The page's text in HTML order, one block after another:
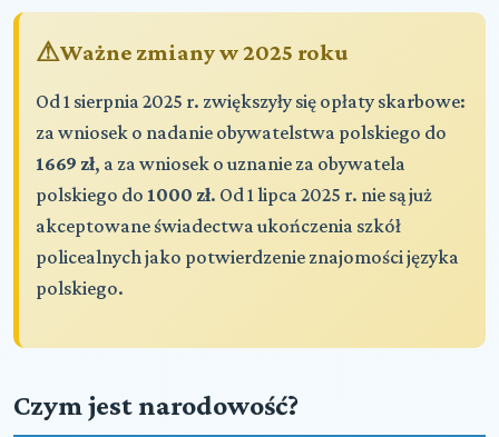
Ważne zmiany w 2025 roku
Od 1 sierpnia 2025 r. zwiększyły się opłaty skarbowe:
za wniosek o nadanie obywatelstwa polskiego do
1669 zł, a za wniosek o uznanie za obywatela
polskiego do 1000 zł. Od 1 lipca 2025 r. nie są już
akceptowane świadectwa ukończenia szkół
policealnych jako potwierdzenie znajomości języka
polskiego.
Czym jest narodowość?